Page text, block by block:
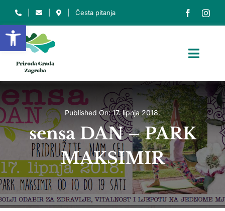
Open toolbar
content
Česta pitanja
NASLOVNICA
O NAMA
O PARKU
ZAŠTIĆENA PODRUČJA
EDU. CENTAR
INFO
Published On: 17. lipnja 2018.
sensa DAN – PARK
MAKSIMIR